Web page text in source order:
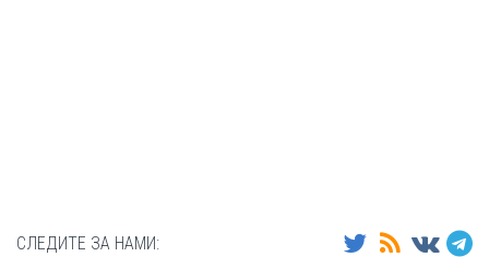
СЛЕДИТЕ ЗА НАМИ: